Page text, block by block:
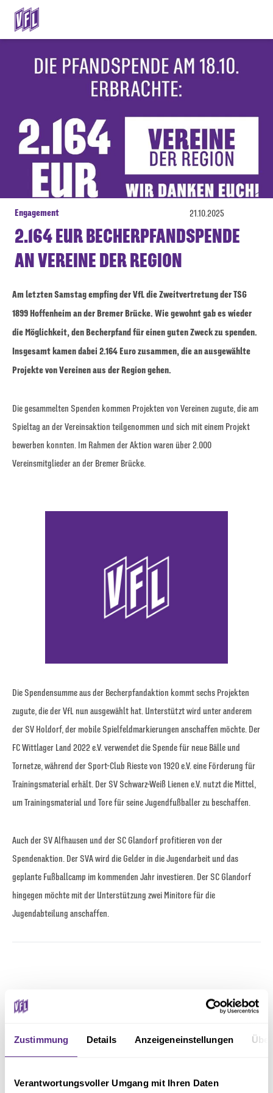
Zustimmung Details Anzeigeneinstellungen
Verantwortungsvoller Umgang mit Ihren Daten
Engagement 21.10.2025
2.164 EUR BECHERPFANDSPENDE
AN VEREINE DER REGION
Am letzten Samstag empfing der VfL die Zweitvertretung der TSG
1899 Hoffenheim an der Bremer Brücke. Wie gewohnt gab es wieder
die Möglichkeit, den Becherpfand für einen guten Zweck zu spenden.
Insgesamt kamen dabei 2.164 Euro zusammen, die an ausgewählte
Projekte von Vereinen aus der Region gehen.
Die gesammelten Spenden kommen Projekten von Vereinen zugute, die am
Spieltag an der Vereinsaktion teilgenommen und sich mit einem Projekt
bewerben konnten. Im Rahmen der Aktion waren über 2.000
Vereinsmitglieder an der Bremer Brücke.
Die Spendensumme aus der Becherpfandaktion kommt sechs Projekten
zugute, die der VfL nun ausgewählt hat. Unterstützt wird unter anderem
der SV Holdorf, der mobile Spielfeldmarkierungen anschaffen möchte. Der
FC Wittlager Land 2022 e.V. verwendet die Spende für neue Bälle und
Tornetze, während der Sport-Club Rieste von 1920 e.V. eine Förderung für
Trainingsmaterial erhält. Der SV Schwarz-Weiß Lienen e.V. nutzt die Mittel,
um Trainingsmaterial und Tore für seine Jugendfußballer zu beschaffen.
Auch der SV Alfhausen und der SC Glandorf profitieren von der
Spendenaktion. Der SVA wird die Gelder in die Jugendarbeit und das
geplante Fußballcamp im kommenden Jahr investieren. Der SC Glandorf
hingegen möchte mit der Unterstützung zwei Minitore für die
Jugendabteilung anschaffen.